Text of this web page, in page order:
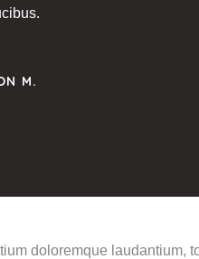
M.
doloremque laudantium,